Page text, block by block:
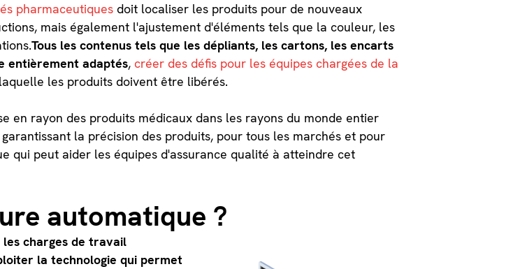
pharmaceutiques doit localiser les produits pour de nouveaux
mais également l'ajustement d'éléments tels que la couleur, les
Tous les contenus tels que les dépliants, les cartons, les encarts
entièrement adaptés, créer des défis pour les équipes chargées de la
les produits doivent être libérés.
en rayon des produits médicaux dans les rayons du monde entier
la précision des produits, pour tous les marchés et pour
qui peut aider les équipes d'assurance qualité à atteindre cet
automatique ?
charges de travail
la technologie qui permet